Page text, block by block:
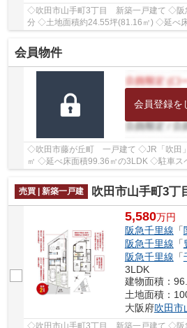
◇吹田市山手町3丁目 新築一戸建て ◇阪
分 ◇土地面積約24.55坪(81.16㎡) ◇延べ
会員物件
会員登録を
◇吹田市藤が丘町 一戸建て ◇JR「吹田
㎡ ◇延べ床面積99.36㎡の3LDK ◇駐車ス
売買 | 新築一戸建
吹田市山手町3
5,580万円
阪急千里線 「
阪急千里線 「
阪急千里線 「
3LDK
建物面積：
土地面積：
大阪府吹田市
◇吹田市山手町3丁目 新築一戸建て ◇阪